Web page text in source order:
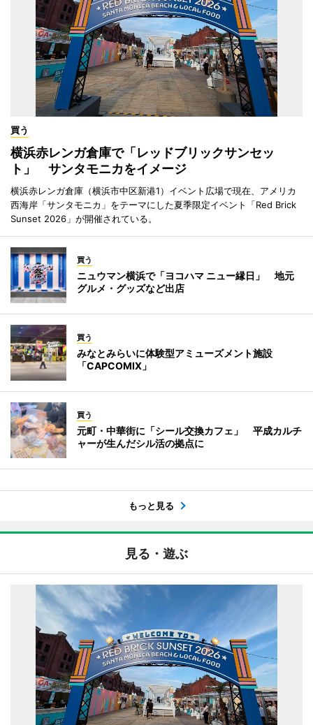
買う
横浜赤レンガ倉庫で「レッドブリックサンセッ
ト」 サンタモニカをイメージ
横浜赤レンガ倉庫（横浜市中区新港1）イベント広場で現在、アメリカ
西海岸「サンタモニカ」をテーマにした夏季限定イベント「Red Brick
Sunset 2026」が開催されている。
買う
ニュウマン横浜で「ヨコハマ ニュー縁日」 地元
グルメ・グッズなど出店
買う
みなとみらいに体験型アミューズメント施設
「CAPCOMIX」
買う
元町・中華街に「シール交換カフェ」 平成カルチ
ャーが生んだシル活の拠点に
もっと見る
見る・遊ぶ